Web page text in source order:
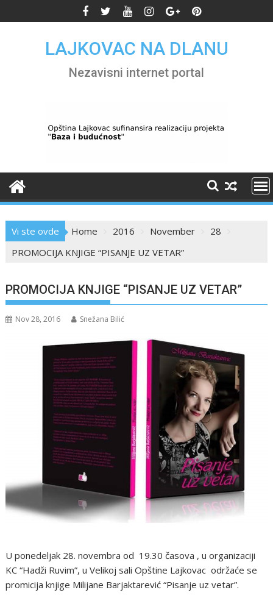
to
LAJKOVAC NA DLANU
Nezavisni internet portal
Vi ste ovde Home 2016 November
28
PROMOCIJA KNJIGE “PISANJE UZ VETAR”
PROMOCIJA KNJIGE “PISANJE UZ VETAR”
Nov 28, 2016 Snežana Bilić
U ponedeljak 28. novembra od 19.30 časova , u organizaciji
KC “Hadži Ruvim”, u Velikoj sali Opštine Lajkovac održaće se
promicija knjige Milijane Barjaktarević “Pisanje uz vetar”.